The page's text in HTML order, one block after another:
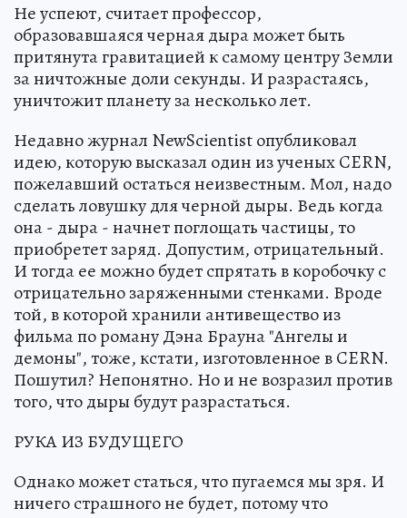
Не успеют, считает профессор,
образовавшаяся черная дыра может быть
притянута гравитацией к самому центру Земли
за ничтожные доли секунды. И разрастаясь,
уничтожит планету за несколько лет.
Недавно журнал NewScientist опубликовал
идею, которую высказал один из ученых CERN,
пожелавший остаться неизвестным. Мол, надо
сделать ловушку для черной дыры. Ведь когда
она - дыра - начнет поглощать частицы, то
приобретет заряд. Допустим, отрицательный.
И тогда ее можно будет спрятать в коробочку с
отрицательно заряженными стенками. Вроде
той, в которой хранили антивещество из
фильма по роману Дэна Брауна "Ангелы и
демоны", тоже, кстати, изготовленное в CERN.
Пошутил? Непонятно. Но и не возразил против
того, что дыры будут разрастаться.
РУКА ИЗ БУДУЩЕГО
Однако может статься, что пугаемся мы зря. И
ничего страшного не будет, потому что